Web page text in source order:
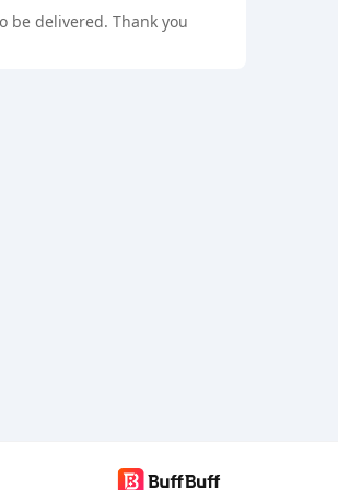
be delivered. Thank you!